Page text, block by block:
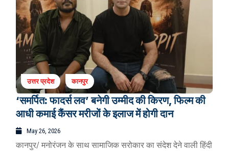
उत्तर प्रदेश कानपुर
‘समर्पित: फादर्स लव’ बनेगी उम्मीद की किरण, फिल्म की
आधी कमाई कैंसर मरीजों के इलाज में होगी दान
May 26, 2026
कानपुर/ मनोरंजन के साथ सामाजिक सरोकार का संदेश देने वाली हिंदी